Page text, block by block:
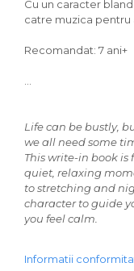
Cu un caracter
catre muzica pentru
Recomandat: 7 ani+
Life can be bustly,
we all need some
This write-in book
quiet, relaxing
to stretching and
character to guide
you feel calm.
Informatii